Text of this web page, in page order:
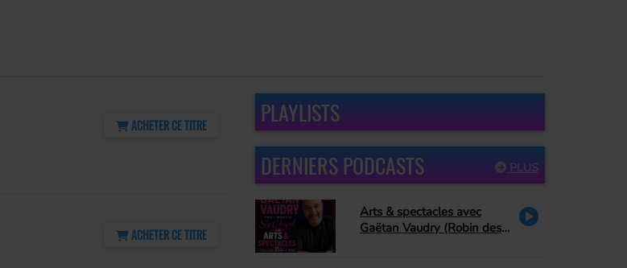
ACHETER CE TITRE
ACHETER CE TITRE
PLAYLISTS
PLUS
DERNIERS PODCASTS
Arts & spectacles avec
Gaëtan Vaudry (Robin des